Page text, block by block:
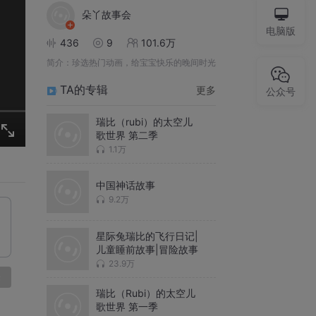
朵丫故事会
436 9 101.6万
简介： 珍选热门动画，给宝宝快乐的晚间时光
TA的专辑 更多
瑞比（rubi）的太空儿
歌世界 第二季
1.1万
中国神话故事
9.2万
星际兔瑞比的飞行日记|
儿童睡前故事|冒险故事
23.9万
瑞比（Rubi）的太空儿
歌世界 第一季
电脑版
公众号